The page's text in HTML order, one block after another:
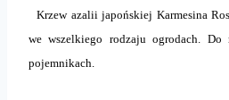
Krzew azalii japońskiej Karmesina
we wszelkiego rodzaju ogrodach.
pojemnikach.